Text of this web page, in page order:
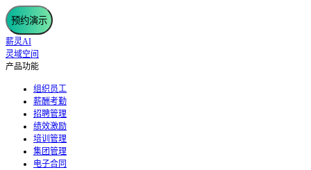
预约演示
薪灵AI
灵域空间
产品功能
组织员工
薪酬考勤
招聘管理
绩效激励
培训管理
集团管理
电子合同